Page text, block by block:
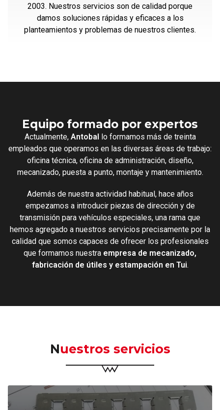
2003. Nuestros servicios son de calidad porque
damos soluciones rápidas y eficaces a los
planteamientos y problemas de nuestros clientes.
Equipo formado por expertos
Actualmente, Antobal lo formamos más de treinta
empleados que operamos en las diversas áreas de trabajo:
oficina técnica, oficina de administración, diseño,
mecanizado, puesta a punto, montaje y mantenimiento.
Además de nuestra actividad habitual, hace años
empezamos a introducir piezas de dirección y de
transmisión para vehículos especiales, una rama que
hemos agregado a nuestros servicios precisamente por la
calidad que somos capaces de ofrecer los profesionales
que formamos nuestra empresa de mecanizado,
fabricación de útiles y estampación en Tui.
Nuestros servicios